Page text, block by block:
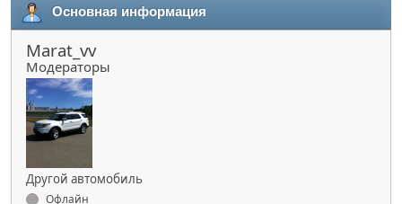
Основная информация
Marat_vv
Модераторы
Другой автомобиль
Офлайн